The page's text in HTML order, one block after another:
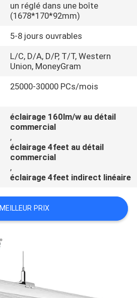
un réglé dans une boîte
(1678*170*92mm)
5-8 jours ouvrables
L/C, D/A, D/P, T/T, Western
Union, MoneyGram
25000-30000 PCs/mois
éclairage 160lm/w au détail
commercial
,
éclairage 4feet au détail
commercial
,
éclairage 4feet indirect linéaire
MEILLEUR PRIX